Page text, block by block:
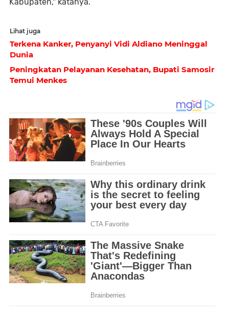
Lihat juga
Terkena Kanker, Penyanyi Vidi Aldiano Meninggal
Dunia
Peningkatan Pelayanan Kesehatan, Bupati Samosir
Temui Menkes